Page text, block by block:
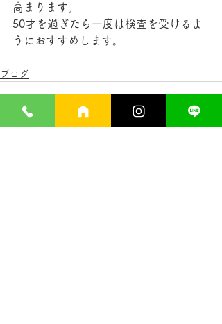
高まります。
50才を過ぎたら一度は検査を受けるよ
うにおすすめします。
ブログ